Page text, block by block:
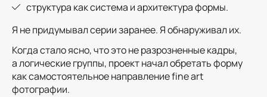
структура как система и архитектура формы.
Я не придумывал серии заранее. Я обнаруживал их.
Когда стало ясно, что это не разрозненные кадры,
а логические группы, проект начал обретать форму
как самостоятельное направление fine art
фотографии.